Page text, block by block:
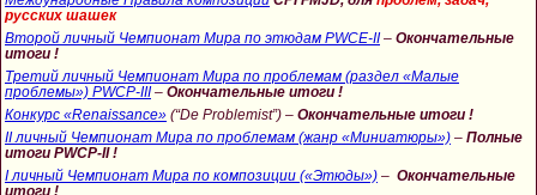
русских шашек
Второй личный Чемпионат Мира по этюдам PWCE-II– Окончательные
итоги !
Третий личный Чемпионат Мира по проблемам (раздел «Малые
проблемы») PWCP-III– Окончательные итоги !
Конкурс «Renaissance» (“De Problemist”) – Окончательные итоги !
II личный Чемпионат Мира по проблемам (жанр «Миниатюры») – Полные
итоги PWCP-II !
I личный Чемпионат Мира по композиции («Этюды») – Окончательные
итоги !